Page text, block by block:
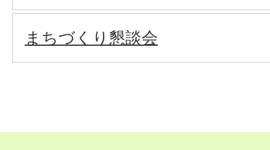
まちづくり懇談会